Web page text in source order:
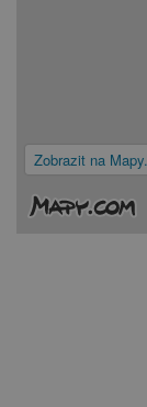
Zobrazit na